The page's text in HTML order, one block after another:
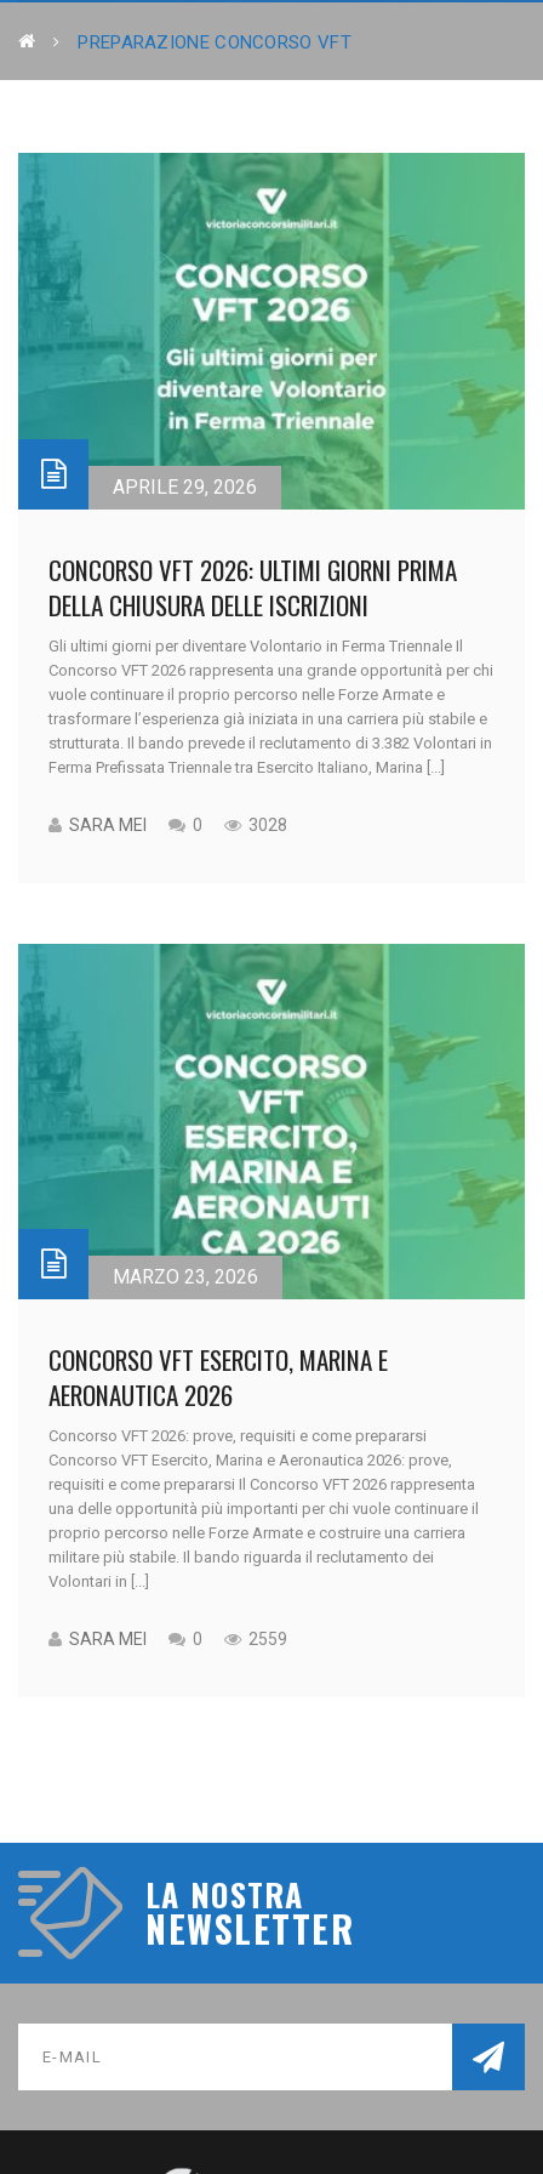
PREPARAZIONE CONCORSO VFT
APRILE 29, 2026
CONCORSO VFT 2026: ULTIMI GIORNI PRIMA
DELLA CHIUSURA DELLE ISCRIZIONI
Gli ultimi giorni per diventare Volontario in Ferma Triennale Il
Concorso VFT 2026 rappresenta una grande opportunità per chi
vuole continuare il proprio percorso nelle Forze Armate e
trasformare l’esperienza già iniziata in una carriera più stabile e
strutturata. Il bando prevede il reclutamento di 3.382 Volontari in
Ferma Prefissata Triennale tra Esercito Italiano, Marina [...]
SARA MEI 0 3028
MARZO 23, 2026
CONCORSO VFT ESERCITO, MARINA E
AERONAUTICA 2026
Concorso VFT 2026: prove, requisiti e come prepararsi
Concorso VFT Esercito, Marina e Aeronautica 2026: prove,
requisiti e come prepararsi Il Concorso VFT 2026 rappresenta
una delle opportunità più importanti per chi vuole continuare il
proprio percorso nelle Forze Armate e costruire una carriera
militare più stabile. Il bando riguarda il reclutamento dei
Volontari in [...]
SARA MEI 0 2559
LA NOSTRA
NEWSLETTER